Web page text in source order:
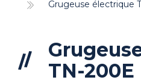
Grugeuse électrique
TN-200E